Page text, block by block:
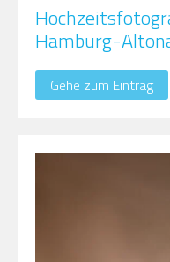
Hamburg-
Gehe zum Eintrag